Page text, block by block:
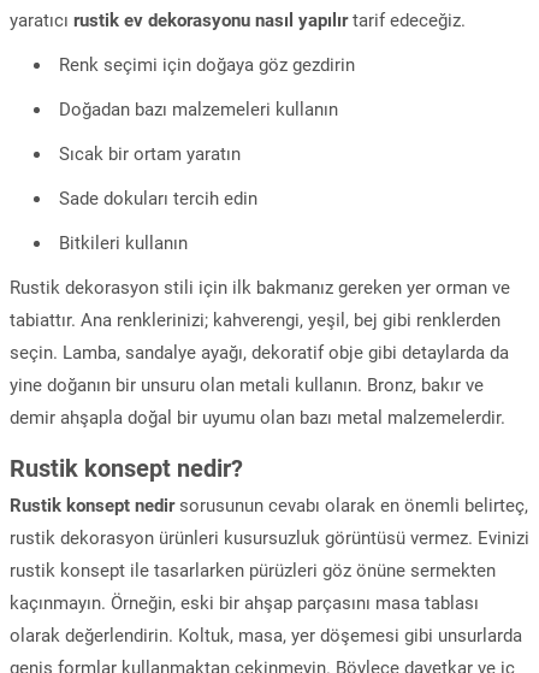
yaratıcı rustik ev dekorasyonu nasıl yapılırtarif edeceğiz.
Renk seçimi için doğaya göz gezdirin
Doğadan bazı malzemeleri kullanın
Sıcak bir ortam yaratın
Sade dokuları tercih edin
Bitkileri kullanın
Rustik dekorasyon stili için ilk bakmanız gereken yer orman ve
tabiattır. Ana renklerinizi; kahverengi, yeşil, bej gibi renklerden
seçin. Lamba, sandalye ayağı, dekoratif obje gibi detaylarda da
yine doğanın bir unsuru olan metali kullanın. Bronz, bakır ve
demir ahşapla doğal bir uyumu olan bazı metal malzemelerdir.
Rustik konsept nedir?
Rustik konsept nedirsorusunun cevabı olarak en önemli belirteç,
rustik dekorasyon ürünleri kusursuzluk görüntüsü vermez. Evinizi
rustik konsept ile tasarlarken pürüzleri göz önüne sermekten
kaçınmayın. Örneğin, eski bir ahşap parçasını masa tablası
olarak değerlendirin. Koltuk, masa, yer döşemesi gibi unsurlarda
geniş formlar kullanmaktan çekinmeyin. Böylece davetkar ve iç